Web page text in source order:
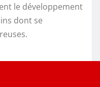
le développement
dont se